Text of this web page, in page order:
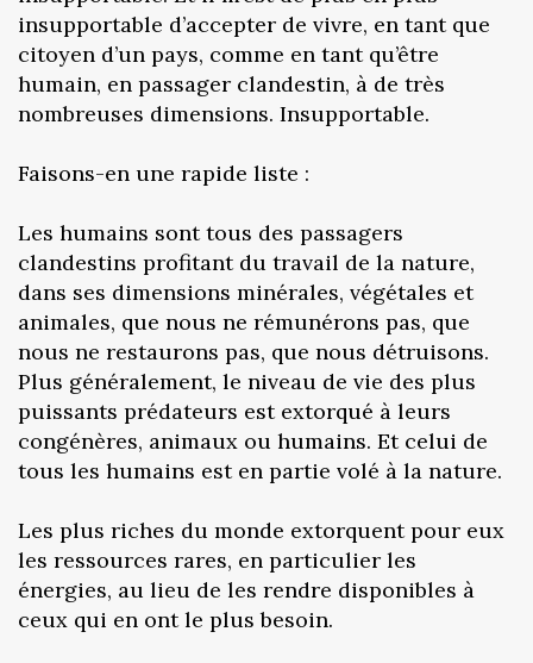
insupportable d’accepter de vivre, en tant que
citoyen d’un pays, comme en tant qu’être
humain, en passager clandestin, à de très
nombreuses dimensions. Insupportable.
Faisons-en une rapide liste :
Les humains sont tous des passagers
clandestins profitant du travail de la nature,
dans ses dimensions minérales, végétales et
animales, que nous ne rémunérons pas, que
nous ne restaurons pas, que nous détruisons.
Plus généralement, le niveau de vie des plus
puissants prédateurs est extorqué à leurs
congénères, animaux ou humains. Et celui de
tous les humains est en partie volé à la nature.
Les plus riches du monde extorquent pour eux
les ressources rares, en particulier les
énergies, au lieu de les rendre disponibles à
ceux qui en ont le plus besoin.